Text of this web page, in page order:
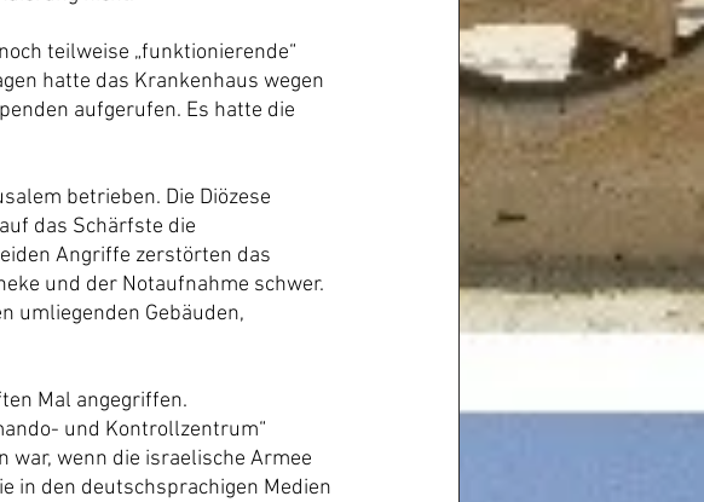
teilweise „funktionierende“
hatte das Krankenhaus wegen
aufgerufen. Es hatte die
betrieben. Die Diözese
das Schärfste die
Angriffe zerstörten das
und der Notaufnahme schwer.
umliegenden Gebäuden,
Mal angegriffen.
und Kontrollzentrum“
war, wenn die israelische Armee
in den deutschsprachigen Medien